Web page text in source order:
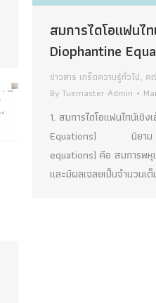
สมการไดโอแฟนไ
Diophantine
ข่าวสาร เกร็ดความรู้ทั่วไป, ค
ByTuemaster Admin
1. สมการไดโอแฟนไทน์เชิ
Equations) นิยาม สม
equations) คือ สมการพหุ
และมีผลเฉลยเป็นจำนวนเต็